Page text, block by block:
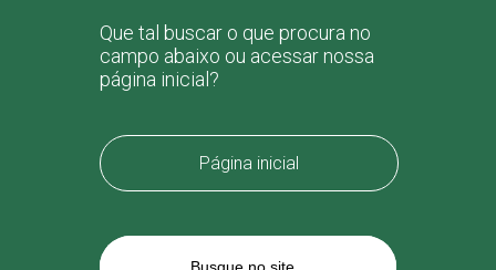
Que tal buscar o que procura no
campo abaixo ou acessar nossa
página inicial?
Página inicial